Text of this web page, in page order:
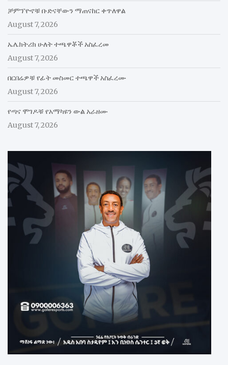
ቻምፕዮኖቹ ቡድናቸውን ማጠናከር ቀጥለዋል
August 7, 2026
ኤሌክትሪክ ሁለት ተጫዋቾች አስፈረመ
August 7, 2026
በርበሬዎቹ የፊት መስመር ተጫዋች አስፈረሙ
August 7, 2026
የጣና ሞገዶቹ የአማካዩን ውል አራዘሙ
August 7, 2026